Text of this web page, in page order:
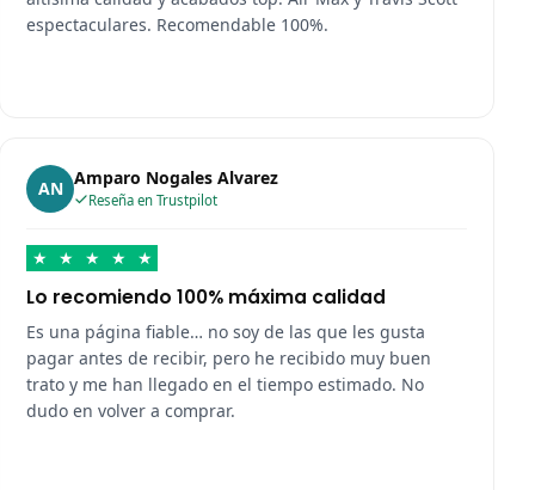
espectaculares. Recomendable 100%.
AN Amparo Nogales Alvarez
Reseña en Trustpilot
★ ★ ★ ★ ★
Lo recomiendo 100% máxima calidad
Es una página fiable… no soy de las que les gusta
pagar antes de recibir, pero he recibido muy buen
trato y me han llegado en el tiempo estimado. No
dudo en volver a comprar.